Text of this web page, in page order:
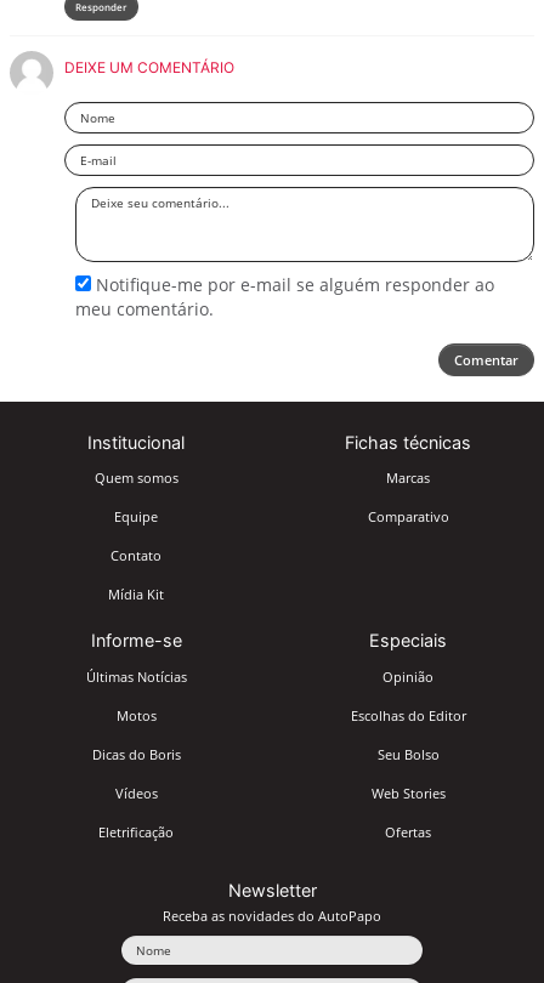
Responder
DEIXE UM COMENTÁRIO
Nome
Email
Deixe
Notifique-me por e-mail se alguém responder ao
meu comentário.
Comentar
Institucional
Quem somos
Equipe
Contato
Mídia Kit
Fichas técnicas
Marcas
Comparativo
Informe-se
Últimas Notícias
Motos
Dicas do Boris
Vídeos
Eletrificação
Especiais
Opinião
Escolhas do Editor
Seu Bolso
Web Stories
Ofertas
Newsletter
Receba as novidades do AutoPapo